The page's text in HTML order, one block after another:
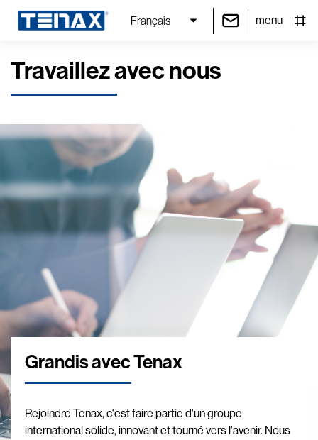
Français menu
Travaillez avec nous
Grandis avec Tenax
Rejoindre Tenax, c'est faire partie d'un groupe
international solide, innovant et tourné vers l'avenir. Nous